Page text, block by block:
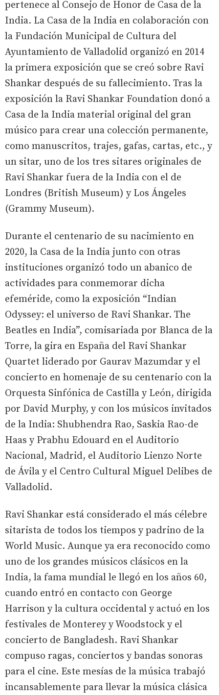
pertenece al Consejo de Honor de Casa de la
India. La Casa de la India en colaboración con
la Fundación Municipal de Cultura del
Ayuntamiento de Valladolid organizó en 2014
la primera exposición que se creó sobre Ravi
Shankar después de su fallecimiento. Tras la
exposición la Ravi Shankar Foundation donó a
Casa de la India material original del gran
músico para crear una colección permanente,
como manuscritos, trajes, gafas, cartas, etc., y
un sitar, uno de los tres sitares originales de
Ravi Shankar fuera de la India con el de
Londres (British Museum) y Los Ángeles
(Grammy Museum).
Durante el centenario de su nacimiento en
2020, la Casa de la India junto con otras
instituciones organizó todo un abanico de
actividades para conmemorar dicha
efeméride, como la exposición “Indian
Odyssey: el universo de Ravi Shankar. The
Beatles en India”, comisariada por Blanca de la
Torre, la gira en España del Ravi Shankar
Quartet liderado por Gaurav Mazumdar y el
concierto en homenaje de su centenario con la
Orquesta Sinfónica de Castilla y León, dirigida
por David Murphy, y con los músicos invitados
de la India: Shubhendra Rao, Saskia Rao-de
Haas y Prabhu Edouard en el Auditorio
Nacional, Madrid, el Auditorio Lienzo Norte
de Ávila y el Centro Cultural Miguel Delibes de
Valladolid.
Ravi Shankar está considerado el más célebre
sitarista de todos los tiempos y padrino de la
World Music. Aunque ya era reconocido como
uno de los grandes músicos clásicos en la
India, la fama mundial le llegó en los años 60,
cuando entró en contacto con George
Harrison y la cultura occidental y actuó en los
festivales de Monterey y Woodstock y el
concierto de Bangladesh. Ravi Shankar
compuso ragas, conciertos y bandas sonoras
para el cine. Este mesías de la música trabajó
incansablemente para llevar la música clásica